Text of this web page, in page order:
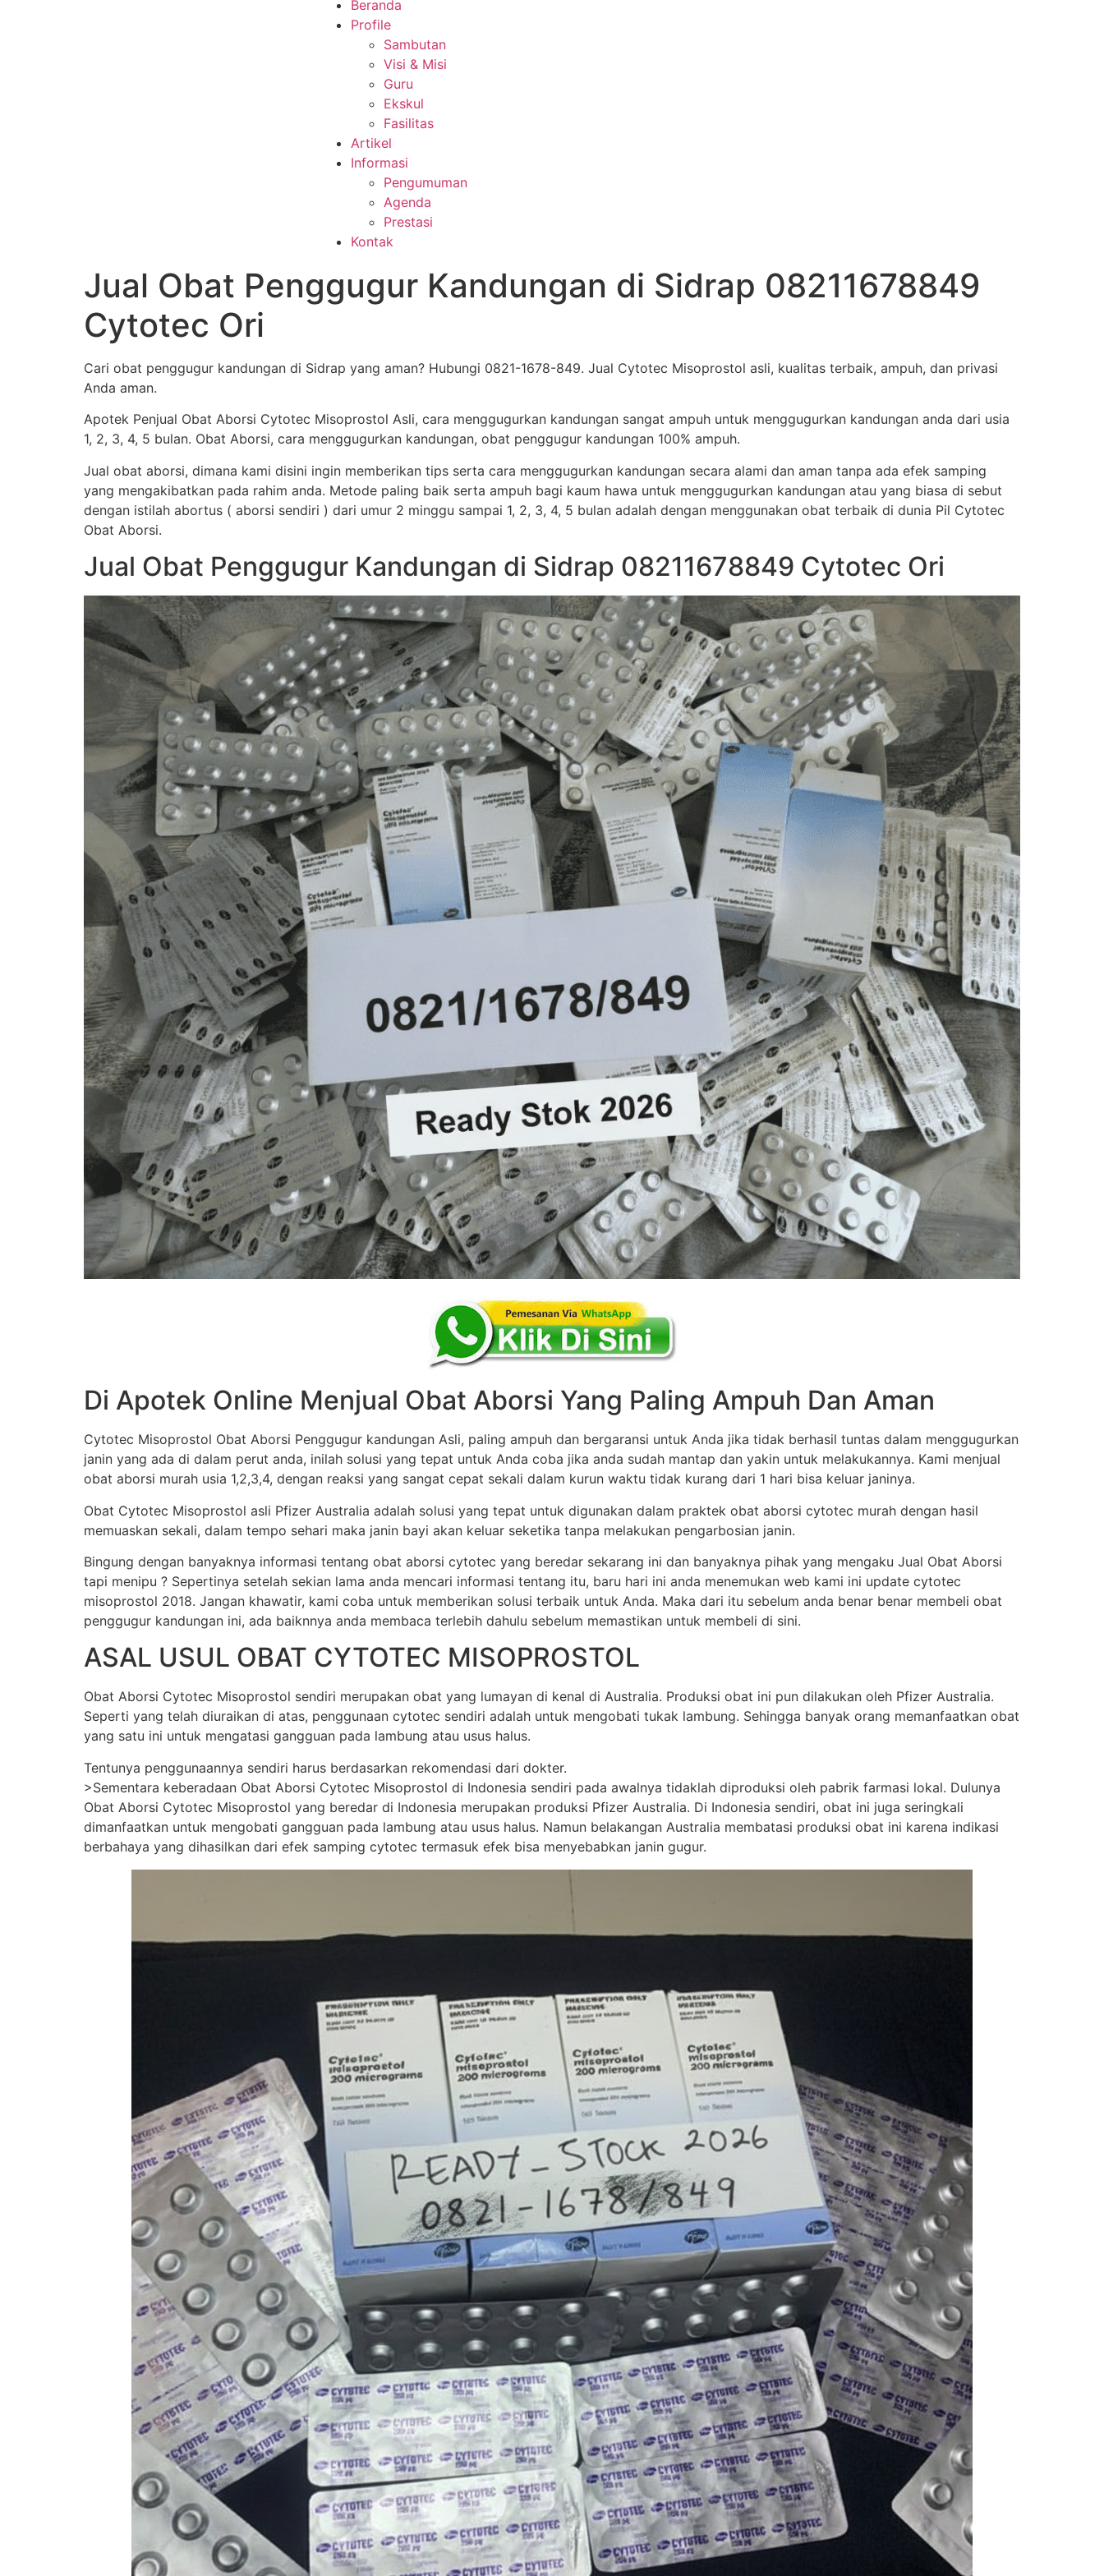
Beranda
Profile
Sambutan
Visi & Misi
Guru
Ekskul
Fasilitas
Artikel
Informasi
Pengumuman
Agenda
Prestasi
Kontak
Jual Obat Penggugur Kandungan di Sidrap 08211678849
Cytotec Ori
Cari obat penggugur kandungan di Sidrap yang aman? Hubungi 0821-1678-849. Jual Cytotec Misoprostol asli, kualitas terbaik, ampuh, dan privasi
Anda aman.
Apotek Penjual Obat Aborsi Cytotec Misoprostol Asli, cara menggugurkan kandungan sangat ampuh untuk menggugurkan kandungan anda dari usia
1, 2, 3, 4, 5 bulan. Obat Aborsi, cara menggugurkan kandungan, obat penggugur kandungan 100% ampuh.
Jual obat aborsi, dimana kami disini ingin memberikan tips serta cara menggugurkan kandungan secara alami dan aman tanpa ada efek samping
yang mengakibatkan pada rahim anda. Metode paling baik serta ampuh bagi kaum hawa untuk menggugurkan kandungan atau yang biasa di sebut
dengan istilah abortus ( aborsi sendiri ) dari umur 2 minggu sampai 1, 2, 3, 4, 5 bulan adalah dengan menggunakan obat terbaik di dunia Pil Cytotec
Obat Aborsi.
Jual Obat Penggugur Kandungan di Sidrap 08211678849 Cytotec Ori
Di Apotek Online Menjual Obat Aborsi Yang Paling Ampuh Dan Aman
Cytotec Misoprostol Obat Aborsi Penggugur kandungan Asli, paling ampuh dan bergaransi untuk Anda jika tidak berhasil tuntas dalam menggugurkan
janin yang ada di dalam perut anda, inilah solusi yang tepat untuk Anda coba jika anda sudah mantap dan yakin untuk melakukannya. Kami menjual
obat aborsi murah usia 1,2,3,4, dengan reaksi yang sangat cepat sekali dalam kurun waktu tidak kurang dari 1 hari bisa keluar janinya.
Obat Cytotec Misoprostol asli Pfizer Australia adalah solusi yang tepat untuk digunakan dalam praktek obat aborsi cytotec murah dengan hasil
memuaskan sekali, dalam tempo sehari maka janin bayi akan keluar seketika tanpa melakukan pengarbosian janin.
Bingung dengan banyaknya informasi tentang obat aborsi cytotec yang beredar sekarang ini dan banyaknya pihak yang mengaku Jual Obat Aborsi
tapi menipu ? Sepertinya setelah sekian lama anda mencari informasi tentang itu, baru hari ini anda menemukan web kami ini update cytotec
misoprostol 2018. Jangan khawatir, kami coba untuk memberikan solusi terbaik untuk Anda. Maka dari itu sebelum anda benar benar membeli obat
penggugur kandungan ini, ada baiknnya anda membaca terlebih dahulu sebelum memastikan untuk membeli di sini.
ASAL USUL OBAT CYTOTEC MISOPROSTOL
Obat Aborsi Cytotec Misoprostol sendiri merupakan obat yang lumayan di kenal di Australia. Produksi obat ini pun dilakukan oleh Pfizer Australia.
Seperti yang telah diuraikan di atas, penggunaan cytotec sendiri adalah untuk mengobati tukak lambung. Sehingga banyak orang memanfaatkan obat
yang satu ini untuk mengatasi gangguan pada lambung atau usus halus.
Tentunya penggunaannya sendiri harus berdasarkan rekomendasi dari dokter.
>Sementara keberadaan Obat Aborsi Cytotec Misoprostol di Indonesia sendiri pada awalnya tidaklah diproduksi oleh pabrik farmasi lokal. Dulunya
Obat Aborsi Cytotec Misoprostol yang beredar di Indonesia merupakan produksi Pfizer Australia. Di Indonesia sendiri, obat ini juga seringkali
dimanfaatkan untuk mengobati gangguan pada lambung atau usus halus. Namun belakangan Australia membatasi produksi obat ini karena indikasi
berbahaya yang dihasilkan dari efek samping cytotec termasuk efek bisa menyebabkan janin gugur.